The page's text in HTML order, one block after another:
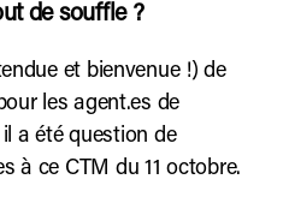
de souffle ?
et bienvenue !) de
les agent.es de
a été question de
à ce CTM du 11 octobre.